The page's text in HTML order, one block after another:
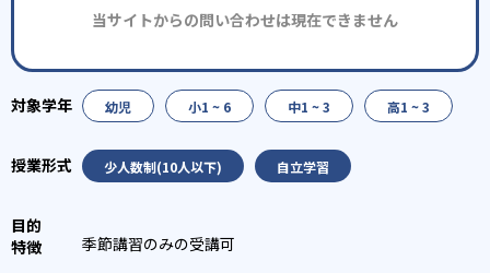
当サイトからの問い合わせは現在できません
幼児 小1 ~ 6 中1 ~ 3 高1 ~ 3
少人数制(10人以下) 自立学習
季節講習のみの受講可